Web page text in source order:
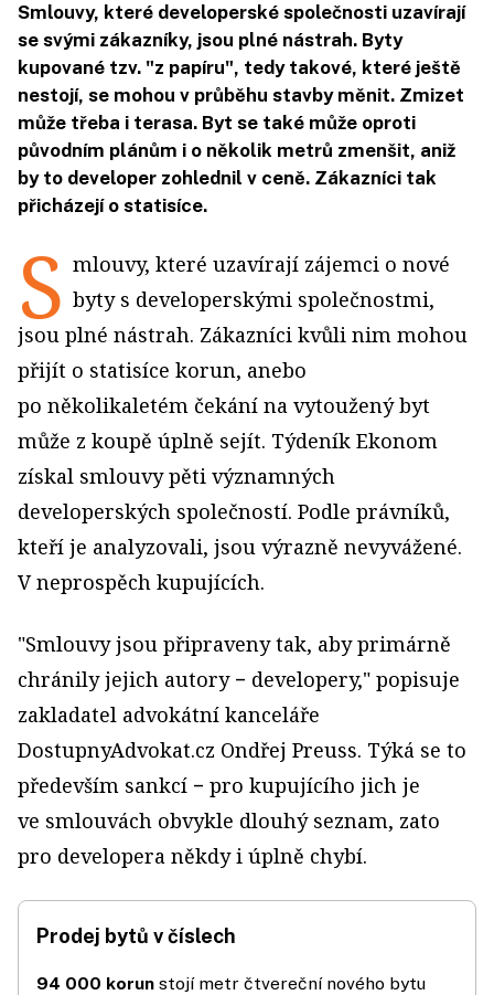
Smlouvy, které developerské společnosti uzavírají
se svými zákazníky, jsou plné nástrah. Byty
kupované tzv. "z papíru", tedy takové, které ještě
nestojí, se mohou v průběhu stavby měnit. Zmizet
může třeba i terasa. Byt se také může oproti
původním plánům i o několik metrů zmenšit, aniž
by to developer zohlednil v ceně. Zákazníci tak
přicházejí o statisíce.
S mlouvy, které uzavírají zájemci o nové
byty s developerskými společnostmi,
jsou plné nástrah. Zákazníci kvůli nim mohou
přijít o statisíce korun, anebo
po několikaletém čekání na vytoužený byt
může z koupě úplně sejít. Týdeník Ekonom
získal smlouvy pěti významných
developerských společností. Podle právníků,
kteří je analyzovali, jsou výrazně nevyvážené.
V neprospěch kupujících.
"Smlouvy jsou připraveny tak, aby primárně
chránily jejich autory − developery," popisuje
zakladatel advokátní kanceláře
DostupnyAdvokat.cz Ondřej Preuss. Týká se to
především sankcí − pro kupujícího jich je
ve smlouvách obvykle dlouhý seznam, zato
pro developera někdy i úplně chybí.
Prodej bytů v číslech
94 000 korun stojí metr čtvereční nového bytu